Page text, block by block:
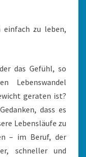
einfach zu leben,
das Gefühl, so
Lebenswandel
geraten ist?
dass es
Lebensläufe zu
– im Beruf, der
schneller und